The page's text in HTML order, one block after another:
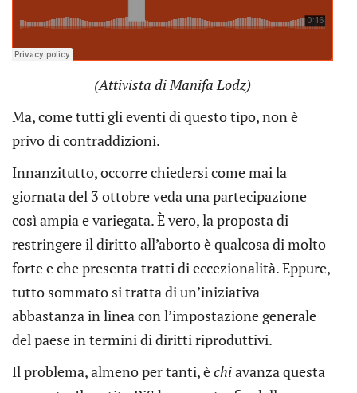
(Attivista di Manifa Lodz)
Ma, come tutti gli eventi di questo tipo, non è
privo di contraddizioni.
Innanzitutto, occorre chiedersi come mai la
giornata del 3 ottobre veda una partecipazione
così ampia e variegata. È vero, la proposta di
restringere il diritto all’aborto è qualcosa di molto
forte e che presenta tratti di eccezionalità. Eppure,
tutto sommato si tratta di un’iniziativa
abbastanza in linea con l’impostazione generale
del paese in termini di diritti riproduttivi.
Il problema, almeno per tanti, èchiavanza questa